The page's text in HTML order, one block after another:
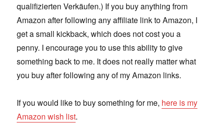
qualifizierten Verkäufen.) If you buy anything from
Amazon after following any affiliate link to Amazon, I
get a small kickback, which does not cost you a
penny. I encourage you to use this ability to give
something back to me. It does not really matter what
you buy after following any of my Amazon links.
If you would like to buy something for me, here is my
Amazon wish list.